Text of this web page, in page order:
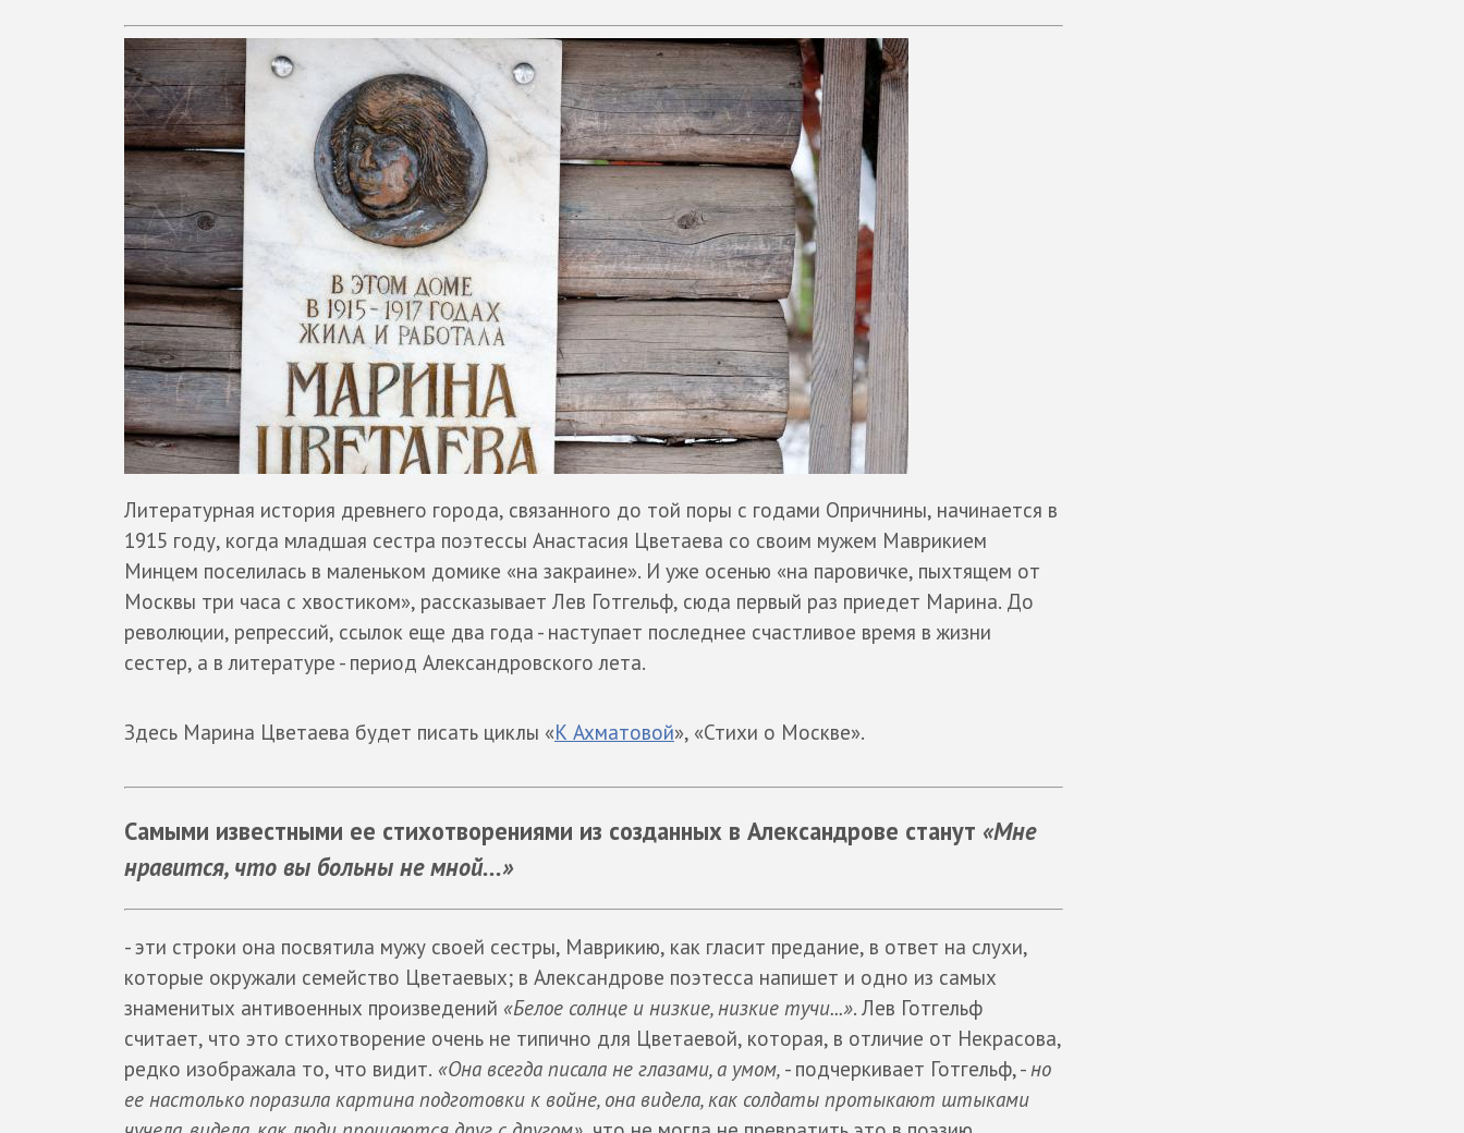
Литературная история древнего города, связанного до той поры с годами Опричнины, начинается в
1915 году, когда младшая сестра поэтессы Анастасия Цветаева со своим мужем Маврикием
Минцем поселилась в маленьком домике «на закраине». И уже осенью «на паровичке, пыхтящем от
Москвы три часа с хвостиком», рассказывает Лев Готгельф, сюда первый раз приедет Марина. До
революции, репрессий, ссылок еще два года - наступает последнее счастливое время в жизни
сестер, а в литературе - период Александровского лета.
Здесь Марина Цветаева будет писать циклы «К Ахматовой», «Стихи о Москве».
Самыми известными ее стихотворениями из созданных в Александрове станут «Мне
нравится, что вы больны не мной...»
- эти строки она посвятила мужу своей сестры, Маврикию, как гласит предание, в ответ на слухи,
которые окружали семейство Цветаевых; в Александрове поэтесса напишет и одно из самых
знаменитых антивоенных произведений «Белое солнце и низкие, низкие тучи...». Лев Готгельф
считает, что это стихотворение очень не типично для Цветаевой, которая, в отличие от Некрасова,
редко изображала то, что видит. «Она всегда писала не глазами, а умом, - подчеркивает Готгельф, -но
ее настолько поразила картина подготовки к войне, она видела, как солдаты протыкают штыками